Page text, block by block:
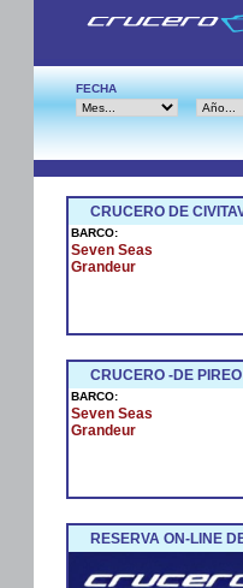
FECHA
CRUCERO DE
BARCO:
Seven Seas
Grandeur
CRUCERO -DE
BARCO:
Seven Seas
Grandeur
RESERVA ON-LINE